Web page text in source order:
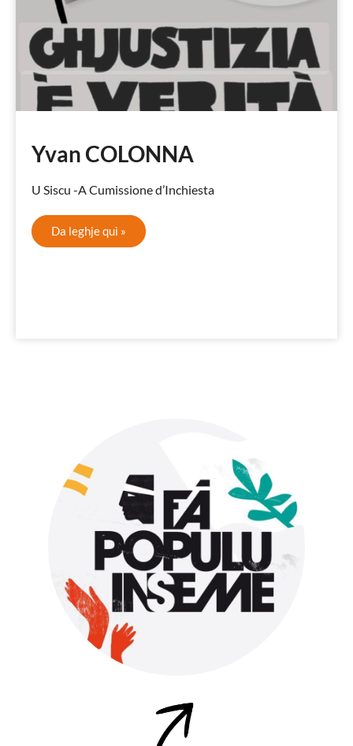
Yvan COLONNA
U Siscu -A Cumissione d’Inchiesta
Da leghje quì »